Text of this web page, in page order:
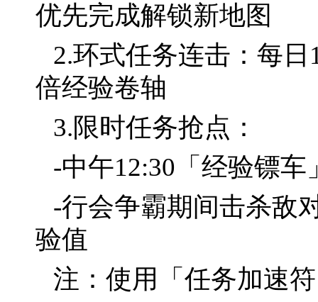
优先完成解锁新地图
2.环式任务连击：每
倍经验卷轴
3.限时任务抢点：
-中午12:30「经验镖
-行会争霸期间击杀敌
验值
注：使用「任务加速